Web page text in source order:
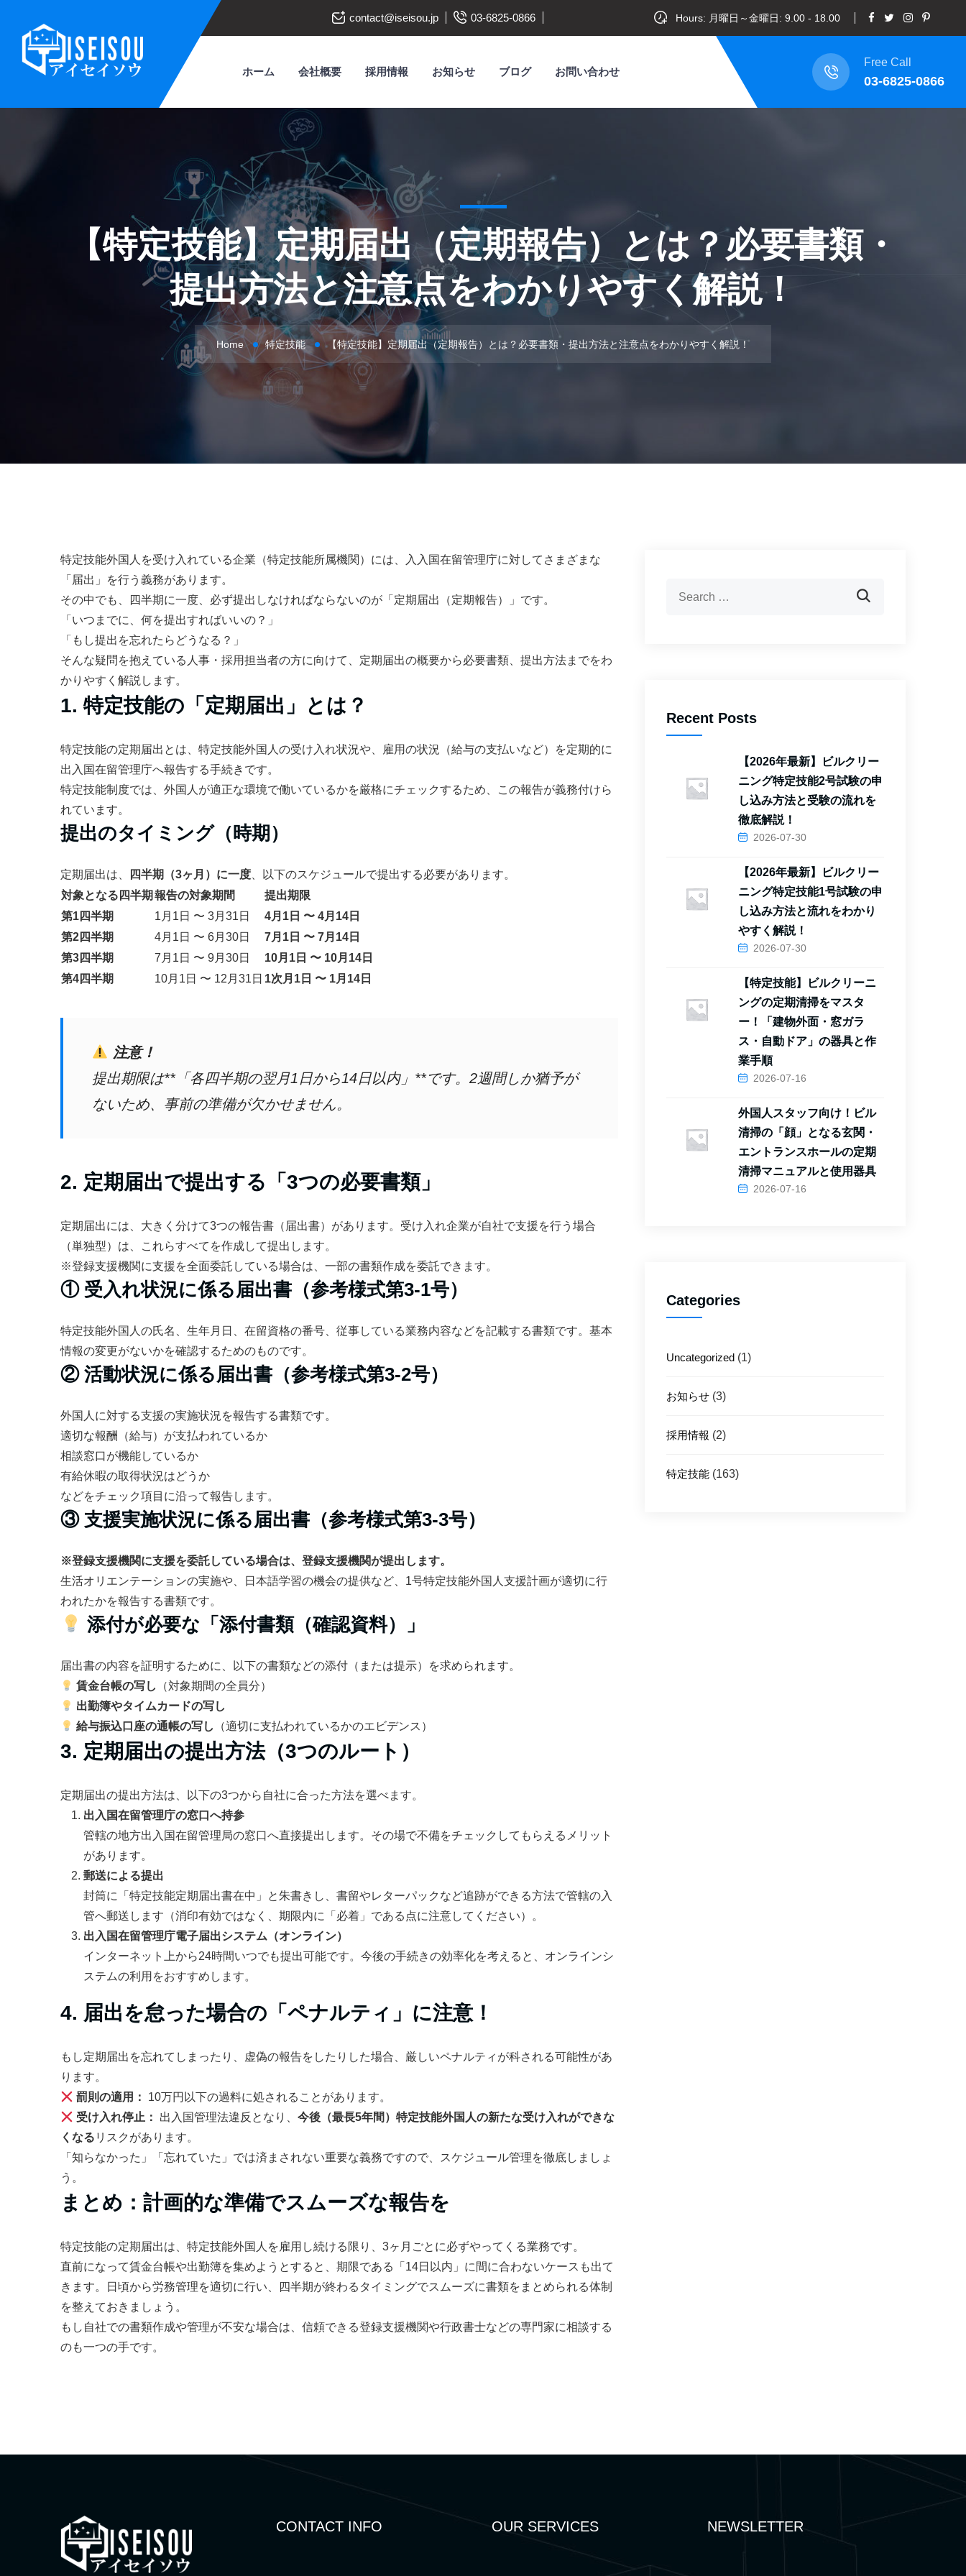
contact@iseisou.jp 03-6825-0866 Hours: 月曜日～金曜日: 9.00 - 18.00
ホーム 会社概要 採用情報 お知らせ ブログ お問い合わせ
Free Call
03-6825-0866
【特定技能】定期届出（定期報告）とは？必要書類・
提出方法と注意点をわかりやすく解説！
Home 特定技能 【特定技能】定期届出（定期報告）とは？必要書類・提出方法と注意点をわかりやすく解説！
特定技能外国人を受け入れている企業（特定技能所属機関）には、入入国在留管理庁に対してさまざまな
「届出」を行う義務があります。
その中でも、四半期に一度、必ず提出しなければならないのが「定期届出（定期報告）」です。
「いつまでに、何を提出すればいいの？」
「もし提出を忘れたらどうなる？」
そんな疑問を抱えている人事・採用担当者の方に向けて、定期届出の概要から必要書類、提出方法までをわ
かりやすく解説します。
1. 特定技能の「定期届出」とは？
特定技能の定期届出とは、特定技能外国人の受け入れ状況や、雇用の状況（給与の支払いなど）を定期的に
出入国在留管理庁へ報告する手続きです。
特定技能制度では、外国人が適正な環境で働いているかを厳格にチェックするため、この報告が義務付けら
れています。
提出のタイミング（時期）
定期届出は、 四半期（3ヶ月）に一度 、以下のスケジュールで提出する必要があります。
対象となる四半期 報告の対象期間
提出期限
第1四半期
1月1日 〜 3月31日
4月1日 〜 4月14日
第2四半期
4月1日 〜 6月30日
7月1日 〜 7月14日
第3四半期
7月1日 〜 9月30日
10月1日 〜 10月14日
第4四半期
10月1日 〜 12月31日 1次月1日 〜 1月14日
注意！
提出期限は**「各四半期の翌月1日から14日以内」**です。2週間しか猶予が
ないため、事前の準備が欠かせません。
2. 定期届出で提出する「3つの必要書類」
定期届出には、大きく分けて3つの報告書（届出書）があります。受け入れ企業が自社で支援を行う場合
（単独型）は、これらすべてを作成して提出します。
※登録支援機関に支援を全面委託している場合は、一部の書類作成を委託できます。
① 受入れ状況に係る届出書（参考様式第3-1号）
特定技能外国人の氏名、生年月日、在留資格の番号、従事している業務内容などを記載する書類です。基本
情報の変更がないかを確認するためのものです。
② 活動状況に係る届出書（参考様式第3-2号）
外国人に対する支援の実施状況を報告する書類です。
適切な報酬（給与）が支払われているか
相談窓口が機能しているか
有給休暇の取得状況はどうか
などをチェック項目に沿って報告します。
③ 支援実施状況に係る届出書（参考様式第3-3号）
※登録支援機関に支援を委託している場合は、登録支援機関が提出します。
生活オリエンテーションの実施や、日本語学習の機会の提供など、1号特定技能外国人支援計画が適切に行
われたかを報告する書類です。
添付が必要な「添付書類（確認資料）」
届出書の内容を証明するために、以下の書類などの添付（または提示）を求められます。
賃金台帳の写し
（対象期間の全員分）
出勤簿やタイムカードの写し
給与振込口座の通帳の写し
（適切に支払われているかのエビデンス）
3. 定期届出の提出方法（3つのルート）
定期届出の提出方法は、以下の3つから自社に合った方法を選べます。
出入国在留管理庁の窓口へ持参
管轄の地方出入国在留管理局の窓口へ直接提出します。その場で不備をチェックしてもらえるメリット
があります。
郵送による提出
封筒に「特定技能定期届出書在中」と朱書きし、書留やレターパックなど追跡ができる方法で管轄の入
管へ郵送します（消印有効ではなく、期限内に「必着」である点に注意してください）。
出入国在留管理庁電子届出システム（オンライン）
インターネット上から24時間いつでも提出可能です。今後の手続きの効率化を考えると、オンラインシ
ステムの利用をおすすめします。
4. 届出を怠った場合の「ペナルティ」に注意！
もし定期届出を忘れてしまったり、虚偽の報告をしたりした場合、厳しいペナルティが科される可能性があ
ります。
罰則の適用：
10万円以下の過料に処されることがあります。
受け入れ停止：
出入国管理法違反となり、今後（最長5年間）特定技能外国人の新たな受け入れができな
くなる リスクがあります。
「知らなかった」「忘れていた」では済まされない重要な義務ですので、スケジュール管理を徹底しましょ
う。
まとめ：計画的な準備でスムーズな報告を
特定技能の定期届出は、特定技能外国人を雇用し続ける限り、3ヶ月ごとに必ずやってくる業務です。
直前になって賃金台帳や出勤簿を集めようとすると、期限である「14日以内」に間に合わないケースも出て
きます。日頃から労務管理を適切に行い、四半期が終わるタイミングでスムーズに書類をまとめられる体制
を整えておきましょう。
もし自社での書類作成や管理が不安な場合は、信頼できる登録支援機関や行政書士などの専門家に相談する
のも一つの手です。
Recent Posts
【2026年最新】ビルクリー
ニング特定技能2号試験の申
し込み方法と受験の流れを
徹底解説！
2026-07-30
【2026年最新】ビルクリー
ニング特定技能1号試験の申
し込み方法と流れをわかり
やすく解説！
2026-07-30
【特定技能】ビルクリーニ
ングの定期清掃をマスタ
ー！「建物外面・窓ガラ
ス・自動ドア」の器具と作
業手順
2026-07-16
外国人スタッフ向け！ビル
清掃の「顔」となる玄関・
エントランスホールの定期
清掃マニュアルと使用器具
2026-07-16
Categories
Uncategorized (1)
お知らせ (3)
採用情報 (2)
特定技能 (163)
CONTACT INFO OUR SERVICES NEWSLETTER